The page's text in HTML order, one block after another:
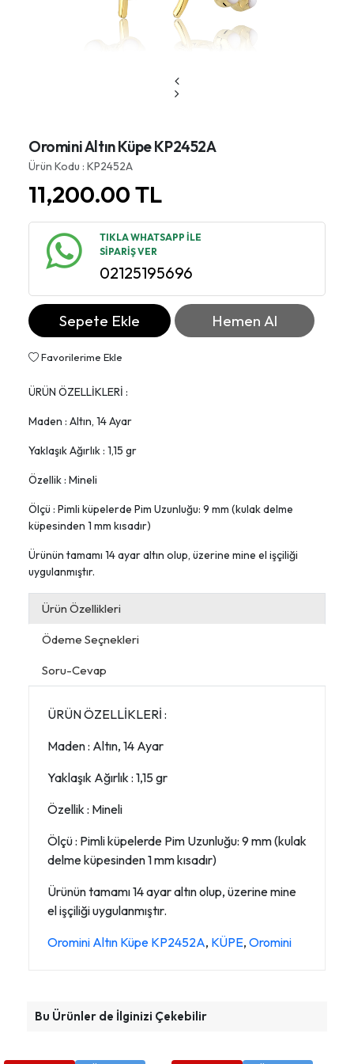
Oromini Altın Küpe KP2452A
Ürün Kodu : KP2452A
11,200.00TL
TIKLA WHATSAPP İLE
SİPARİŞ VER
02125195696
Sepete Ekle Hemen Al
Favorilerime Ekle
ÜRÜN ÖZELLİKLERİ :
Maden : Altın, 14 Ayar
Yaklaşık Ağırlık : 1,15 gr
Özellik : Mineli
Ölçü : Pimli küpelerde Pim Uzunluğu: 9 mm (kulak delme
küpesinden 1 mm kısadır)
Ürünün tamamı 14 ayar altın olup, üzerine mine el işçiliği
uygulanmıştır.
Ürün Özellikleri
Ödeme Seçnekleri
Soru-Cevap
ÜRÜN ÖZELLİKLERİ :
Maden : Altın, 14 Ayar
Yaklaşık Ağırlık : 1,15 gr
Özellik : Mineli
Ölçü : Pimli küpelerde Pim Uzunluğu: 9 mm (kulak
delme küpesinden 1 mm kısadır)
Ürünün tamamı 14 ayar altın olup, üzerine mine
el işçiliği uygulanmıştır.
Oromini Altın Küpe KP2452A, KÜPE, Oromini
Bu Ürünler de İlginizi Çekebilir